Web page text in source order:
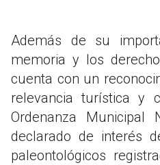
Además de su
memoria y los
cuenta con un
relevancia turística y
Ordenanza
declarado de interés
paleontológicos